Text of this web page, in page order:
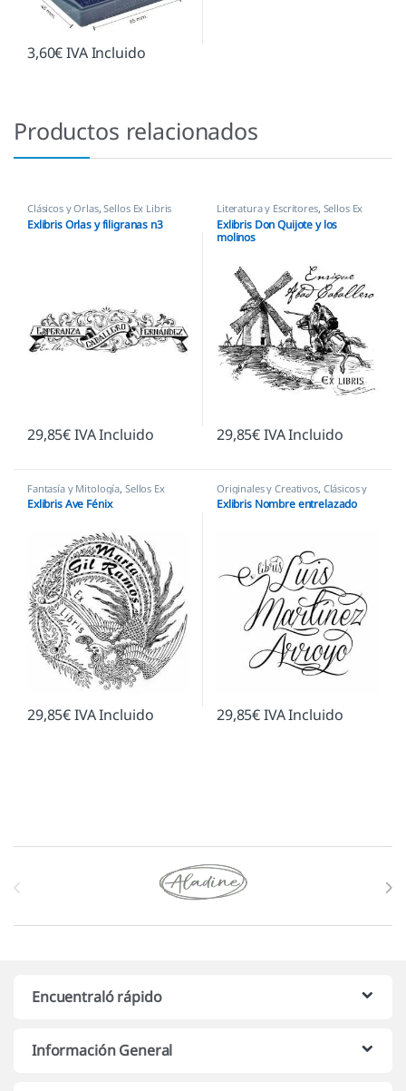
3,60€IVA Incluido
Productos relacionados
Clásicos y Orlas,Sellos Ex Libris
Exlibris Orlas y filigranas n3
29,85€IVA Incluido
Literatura y Escritores, Sellos Ex
Libris
Exlibris Don Quijote y los
molinos
29,85€IVA Incluido
Fantasía y Mitología, Sellos Ex
Libris
Exlibris Ave Fénix
29,85€IVA Incluido
Originales y Creativos, Clásicos y
Orlas , Sellos Ex Libris
Exlibris Nombre entrelazado
29,85€IVA Incluido
Marcas De Carrusel
Encuentraló rápido
Información General